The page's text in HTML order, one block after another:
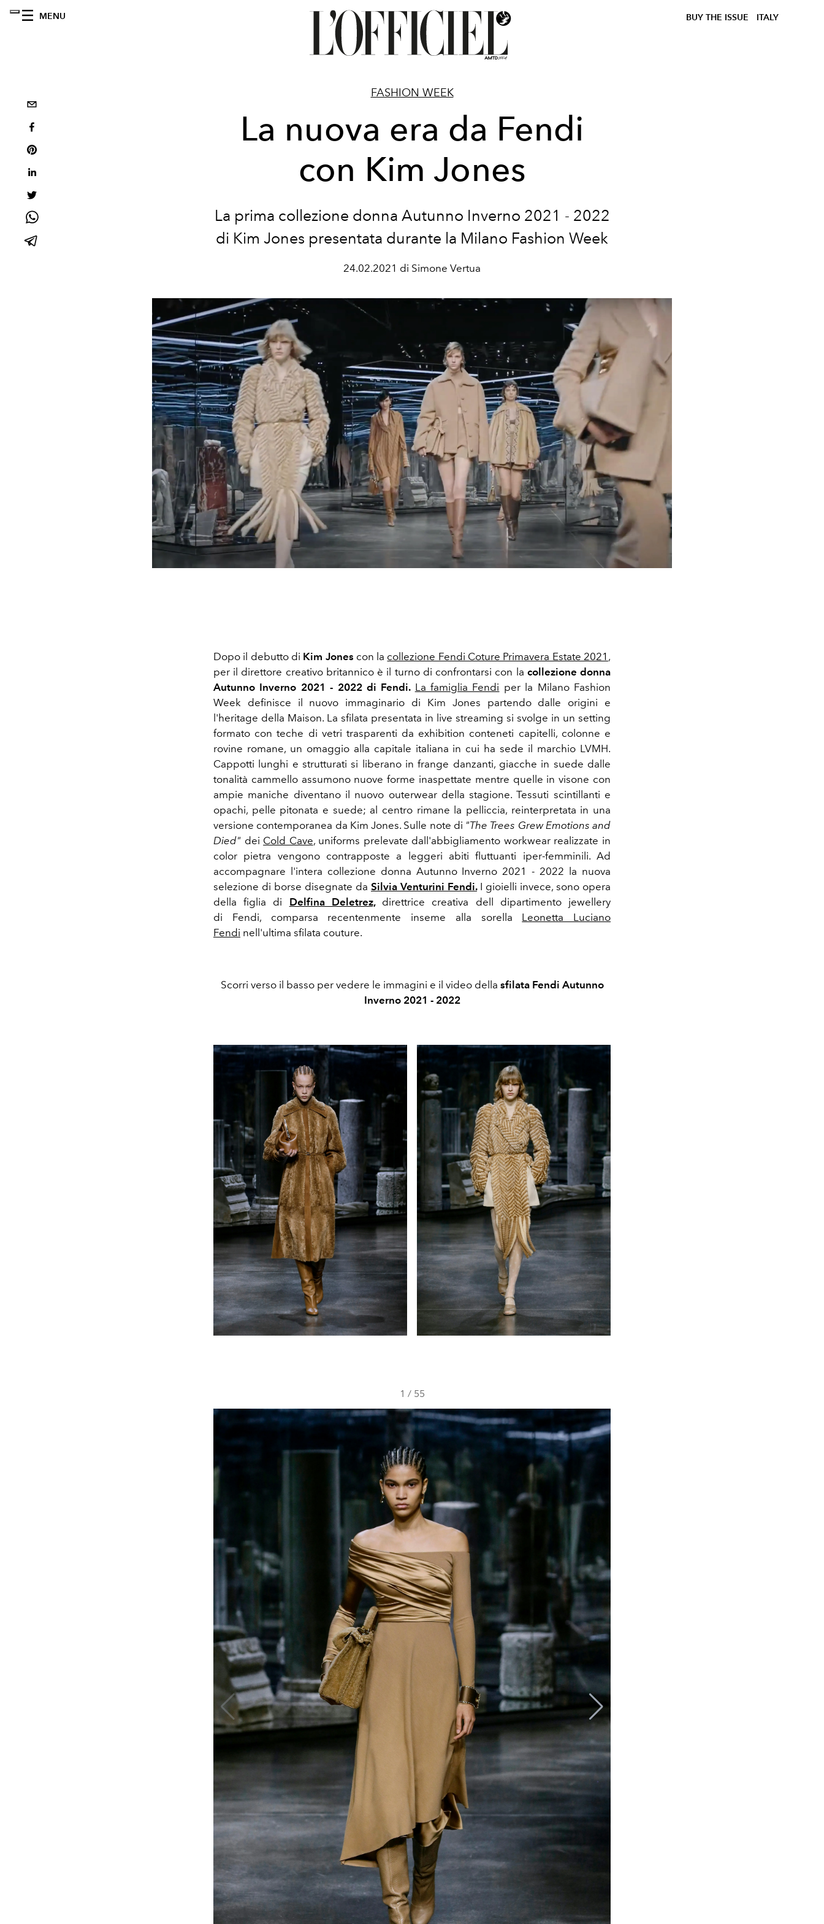
MENU BUY THE ISSUE ITALY
FASHION WEEK
La nuova era da Fendi
con Kim Jones
La prima collezione donna Autunno Inverno 2021 - 2022
di Kim Jones presentata durante la Milano Fashion Week
24.02.2021 di Simone Vertua
Dopo il debutto di Kim Jones con la collezione Fendi Coture Primavera Estate 2021 ,
per il direttore creativo britannico è il turno di confrontarsi con la collezione donna
Autunno Inverno 2021 - 2022 di Fendi. La famiglia Fendi per la Milano Fashion
Week definisce il nuovo immaginario di Kim Jones partendo dalle origini e
l'heritage della Maison. La sfilata presentata in live streaming si svolge in un setting
formato con teche di vetri trasparenti da exhibition conteneti capitelli, colonne e
rovine romane, un omaggio alla capitale italiana in cui ha sede il marchio LVMH.
Cappotti lunghi e strutturati si liberano in frange danzanti, giacche in suede dalle
tonalità cammello assumono nuove forme inaspettate mentre quelle in visone con
ampie maniche diventano il nuovo outerwear della stagione. Tessuti scintillanti e
opachi, pelle pitonata e suede; al centro rimane la pelliccia, reinterpretata in una
versione contemporanea da Kim Jones. Sulle note di "The Trees Grew Emotions and
Died" dei Cold Cave, uniforms prelevate dall'abbigliamento workwear realizzate in
color pietra vengono contrapposte a leggeri abiti fluttuanti iper-femminili. Ad
accompagnare l'intera collezione donna Autunno Inverno 2021 - 2022 la nuova
selezione di borse disegnate da Silvia Venturini Fendi. I gioielli invece, sono opera
della figlia di Delfina Deletrez,
direttrice creativa dell dipartimento jewellery
di Fendi, comparsa recentenmente inseme alla sorella Leonetta Luciano
Fendi nell'ultima sfilata couture.
Scorri verso il basso per vedere le immagini e il video della sfilata Fendi Autunno
Inverno 2021 - 2022
1 / 55